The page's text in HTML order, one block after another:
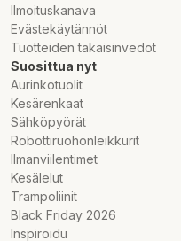
Ilmoituskanava
Evästekäytännöt
Tuotteiden takaisinvedot
Suosittua nyt
Aurinkotuolit
Kesärenkaat
Sähköpyörät
Robottiruohonleikkurit
Ilmanviilentimet
Kesälelut
Trampoliinit
Black Friday 2026
Inspiroidu